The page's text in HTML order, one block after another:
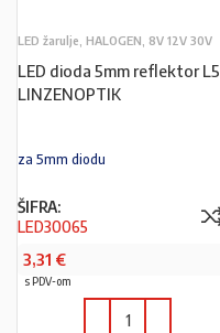
LED žarulje, HALOGEN, 8V 12V 30V
LED dioda 5mm reflektor L5
LINZENOPTIK
za 5mm diodu
ŠIFRA:
LED30065
3,31 €
s PDV-om